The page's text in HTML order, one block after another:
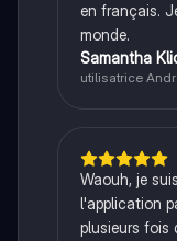
en français.
monde.
Samantha
utilisatrice
Waouh, je
l'application
plusieurs fois